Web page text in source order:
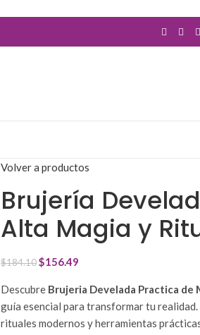
Volver a productos
Brujería
Alta Magia y
$184.10$156.49
Descubre Brujeria Develada Practica de
guía esencial para transformar tu
rituales modernos y herramientas